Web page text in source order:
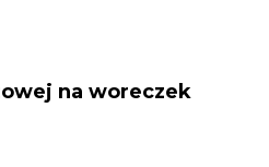
na woreczek